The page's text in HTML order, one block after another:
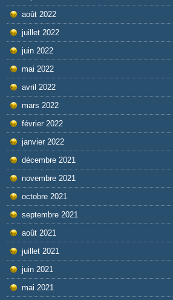
août 2022
juillet 2022
juin 2022
mai 2022
avril 2022
mars 2022
février 2022
janvier 2022
décembre 2021
novembre 2021
octobre 2021
septembre 2021
août 2021
juillet 2021
juin 2021
mai 2021